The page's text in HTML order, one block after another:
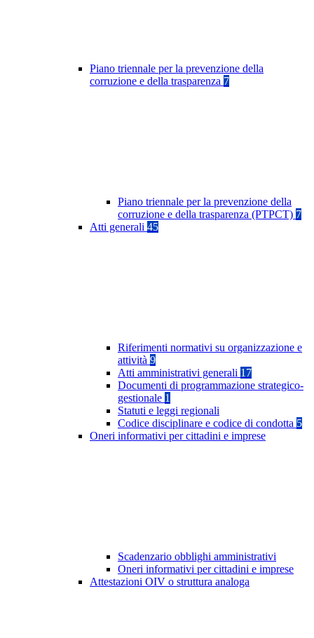
Piano triennale per la prevenzione della
corruzione e della trasparenza 7
Piano triennale per la prevenzione della
corruzione e della trasparenza (PTPCT) 7
Atti generali 45
Riferimenti normativi su organizzazione e
attività 9
Atti amministrativi generali 17
Documenti di programmazione strategico-
gestionale 1
Statuti e leggi regionali
Codice disciplinare e codice di condotta 5
Oneri informativi per cittadini e imprese
Scadenzario obblighi amministrativi
Oneri informativi per cittadini e imprese
Attestazioni OIV o struttura analoga